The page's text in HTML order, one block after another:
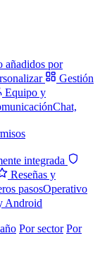
añadidos por
Gestión
Equipo y
Chat,
integrada
Reseñas y
pasosOperativo
Android
Por sector Por